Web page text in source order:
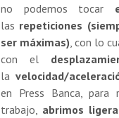
no podemos tocar
las repeticiones
ser máximas) , con lo
con el
la velocidad/
en Press Banca, para
trabajo, abrimos